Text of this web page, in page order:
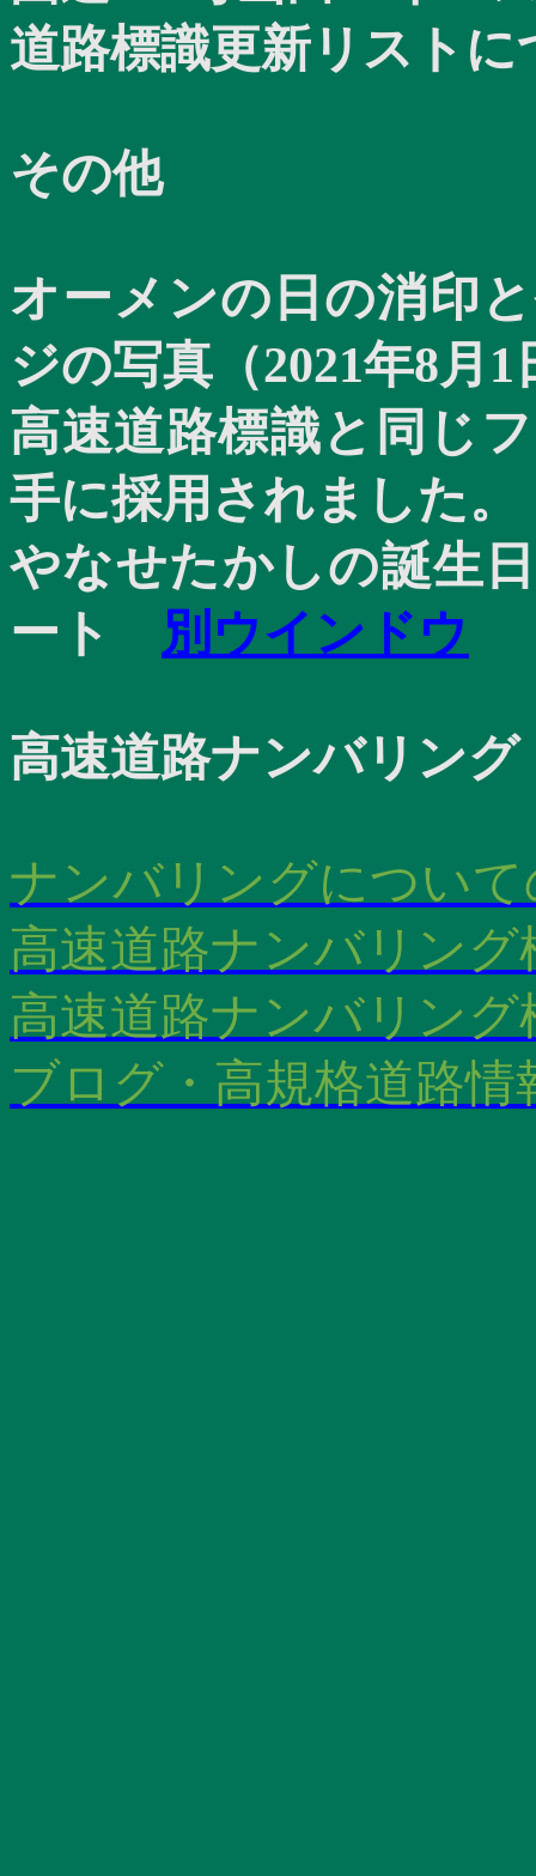
道路標識更新リスト
その他
オーメンの日の消印
ジの写真（2021年8月 1
高速道路標識と同じ
手に採用されました
やなせたかしの誕生
ート
別ウインドウ
高速道路ナンバリング
ナンバリングについ
高速道路ナンバリン
高速道路ナンバリン
ブログ・高規格道路